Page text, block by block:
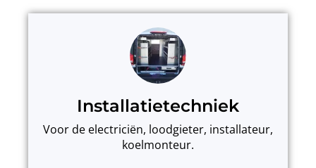
Installatietechniek
Voor de electriciën, loodgieter, installateur,
koelmonteur.